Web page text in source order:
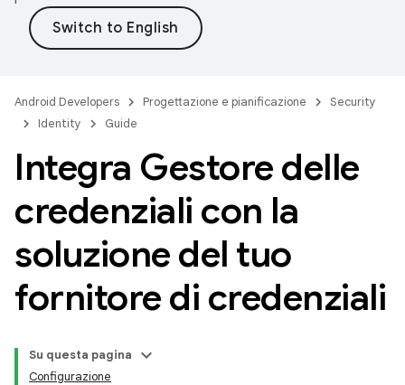
Android Developers Progettazione e pianificazione
Security
Identity
Guide
Integra Gestore delle
credenziali con la
soluzione del tuo
fornitore di credenziali
Su questa pagina
Configurazione